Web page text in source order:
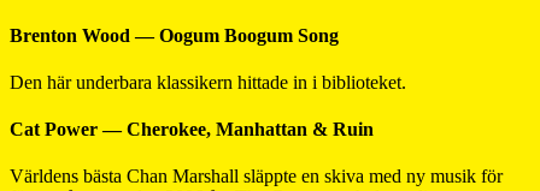
Brenton Wood — Oogum Boogum Song
Den här underbara klassikern hittade in i biblioteket.
Cat Power — Cherokee, Manhattan & Ruin
Världens bästa Chan Marshall släppte en skiva med ny musik för